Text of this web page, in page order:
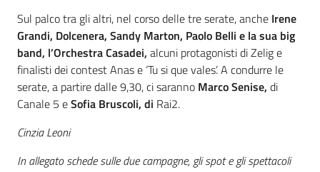
Sul palco tra gli altri, nel corso delle tre serate, anche Irene
Grandi, Dolcenera, Sandy Marton, Paolo Belli e la sua big
band, l’Orchestra Casadei, alcuni protagonisti di Zelig e
finalisti dei contest Anas e ‘Tu si que vales’. A condurre le
serate, a partire dalle 9,30, ci saranno Marco Senise, di
Canale 5 eSofia Bruscoli, di Rai2.
Cinzia Leoni
In allegato schede sulle due campagne, gli spot e gli spettacoli